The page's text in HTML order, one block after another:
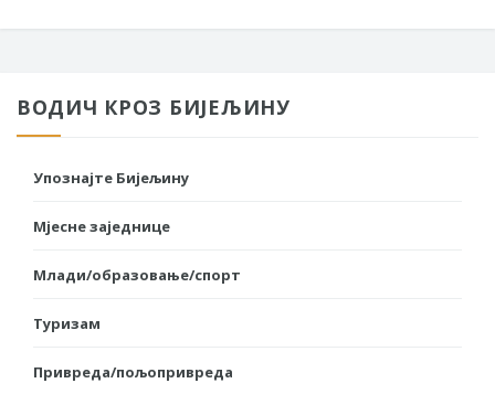
ВОДИЧ КРОЗ БИЈЕЉИНУ
Упознајте Бијељину
Мјесне заједнице
Млади/образовање/спорт
Туризам
Привреда/пољопривреда